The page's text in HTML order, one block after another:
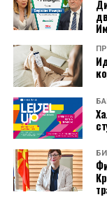
И покрај
јуни биле за 10
месец минатата
раст изнесувал
На годишно ниво,
цени бил
Следувале
отсто.
цените биле
отсто.